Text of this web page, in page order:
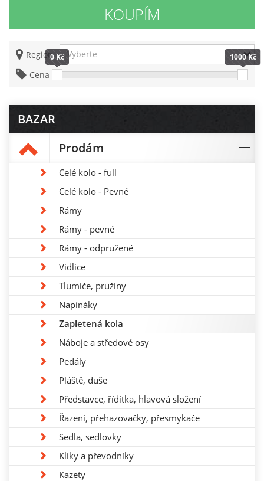
KOUPÍM
Region
Vyberte
Cena
0 Kč 1000 Kč
BAZAR
Prodám
Celé kolo - full
Celé kolo - Pevné
Rámy
Rámy - pevné
Rámy - odpružené
Vidlice
Tlumiče, pružiny
Napínáky
Zapletená kola
Náboje a středové osy
Pedály
Pláště, duše
Představce, řídítka, hlavová složení
Řazení, přehazovačky, přesmykače
Sedla, sedlovky
Kliky a převodníky
Kazety